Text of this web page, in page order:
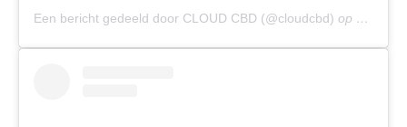
Een bericht gedeeld door CLOUD CBD (@cloudcbd) op 5 Jun